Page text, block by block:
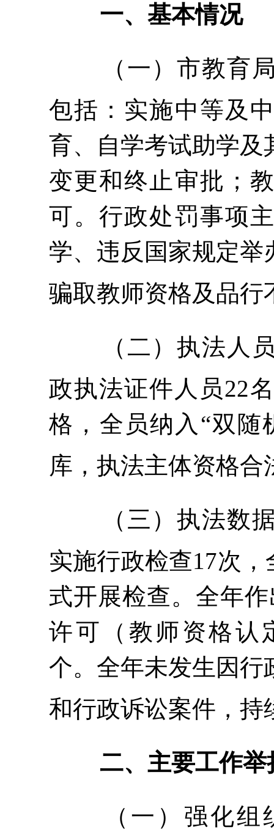
一、基本情况
（一）市教育
包括： 实施中等及
育、自学考试助学及
变更和终止审批；
可。行政处罚事项
学、违反国家规定
骗取教师资格及品行
（二）执法人
政执法证件人员22
格，全员纳入“双随
库，执法主体资格合
（三）执法数
实施行政检查17次
式开展检查。全年
许可（教师资格认
个。 全年未发生因行
和行政诉讼案件，持
二、主要工作举
（一）强化